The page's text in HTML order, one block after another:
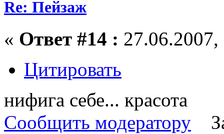
Re: Пейзаж
« Ответ #14 :
Цитировать
нифига себе... красота
Сообщить модератору